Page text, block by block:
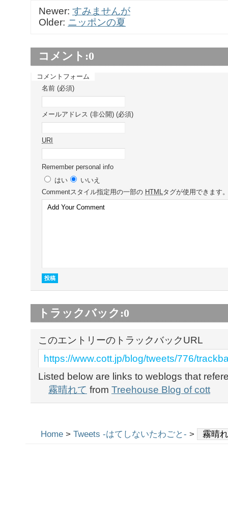
Newer: すみませんが
Older: ニッポンの夏
コメント:0
コメントフォーム
名前 (必須)
メールアドレス (非公開) (必須)
URI
Remember personal info
はい
いいえ
Commentスタイル指定用の一部の HTML タグが使用できます
トラックバック:0
このエントリーのトラックバックURL
https://www.cott.jp/blog/tweets/776/
Listed below are links to weblogs that
霧晴れて from Treehouse Blog of cott
Home > Tweets -はてしないたわごと- > 霧晴